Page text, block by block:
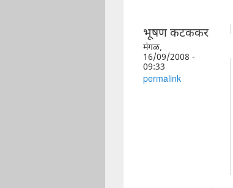
भूषण कटककर
मंगळ,
16/09/2008 -
09:33
permalink